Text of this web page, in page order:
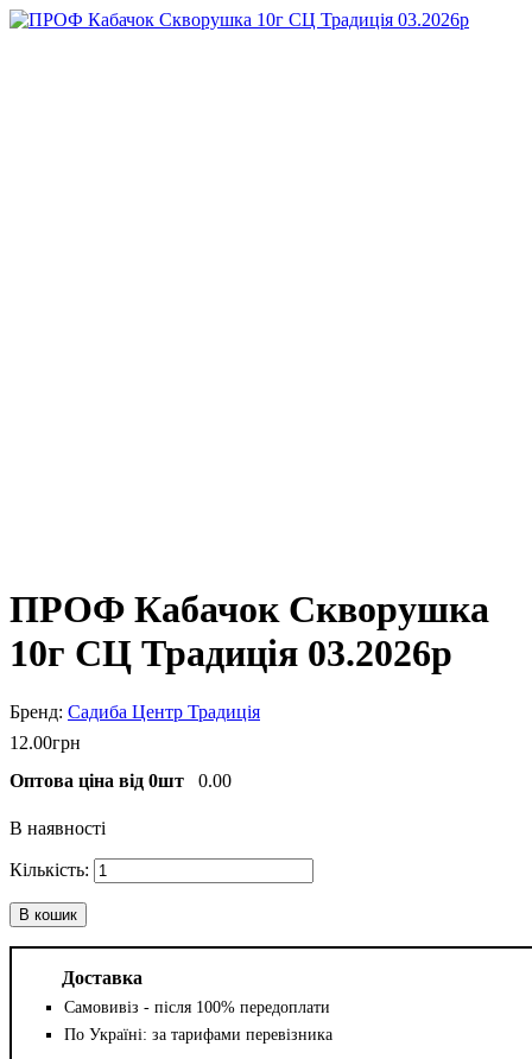
ПРОФ Кабачок Скворушка
10г СЦ Традиція 03.2026р
Садиба Центр Традиція
12.00грн
Оптова ціна від 0шт
0.00
В наявності
В кошик
Доставка
Самовивіз - після 100% передоплати
По Україні: за тарифами перевізника